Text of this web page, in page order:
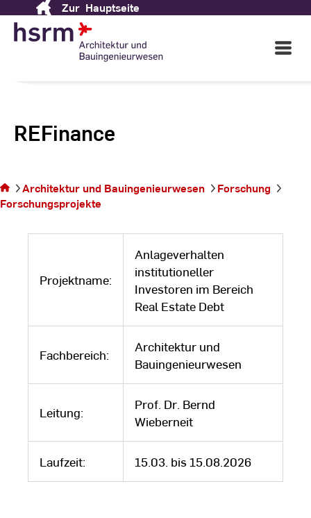
Content
Zur Hauptseite
Open
Main
REFinance
befinden
sich auf
der
Architektur und Bauingenieurwesen
Forschung
Forschungsprojekte
Projektname:
Anlageverhalten
institutioneller
Investoren im Bereich
Real Estate Debt
Fachbereich:
Architektur und
Bauingenieurwesen
Leitung:
Prof. Dr. Bernd
Wieberneit
Laufzeit: 15.03. bis 15.08.2026